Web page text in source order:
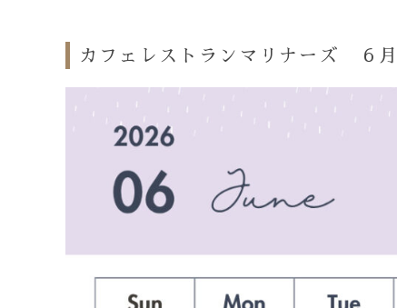
カフェレストランマリナーズ ６